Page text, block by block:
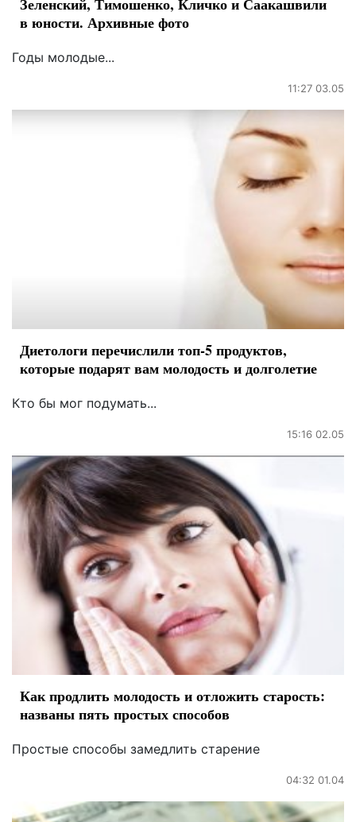
Зеленский, Тимошенко, Кличко и Саакашвили
в юности. Архивные фото
Годы молодые...
11:27 03.05
Диетологи перечислили топ-5 продуктов,
которые подарят вам молодость и долголетие
Кто бы мог подумать...
15:16 02.05
Как продлить молодость и отложить старость:
названы пять простых способов
Простые способы замедлить старение
04:32 01.04